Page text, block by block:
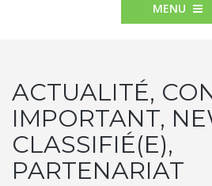
MENU
ACTUALITÉ,
IMPORTANT,
CLASSIFIÉ(E),
PARTENARIAT